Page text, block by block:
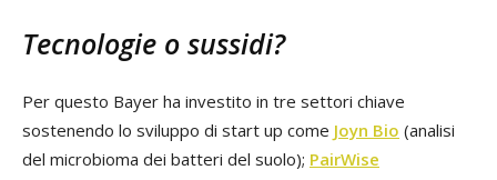
Tecnologie o sussidi?
Per questo Bayer ha investito in tre settori chiave
sostenendo lo sviluppo di start up come Joyn Bio (analisi
del microbioma dei batteri del suolo); PairWise